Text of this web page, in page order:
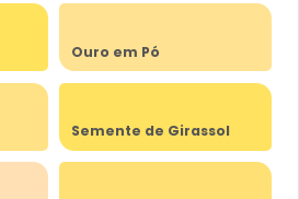
Ouro em Pó
Semente de Girassol